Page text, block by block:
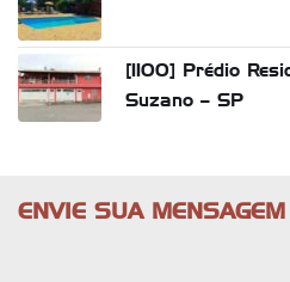
[1100] Prédio
Suzano – SP
ENVIE SUA MENSAGEM